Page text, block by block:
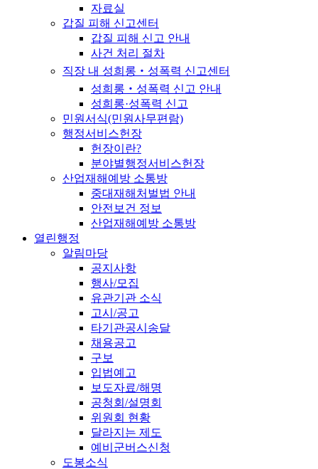
자료실
갑질 피해 신고센터
갑질 피해 신고 안내
사건 처리 절차
직장 내 성희롱‧성폭력 신고센터
성희롱‧성폭력 신고 안내
성희롱·성폭력 신고
민원서식(민원사무편람)
행정서비스헌장
헌장이란?
분야별행정서비스헌장
산업재해예방 소통방
중대재해처벌법 안내
안전보건 정보
산업재해예방 소통방
열린행정
알림마당
공지사항
행사/모집
유관기관 소식
고시/공고
타기관공시송달
채용공고
구보
입법예고
보도자료/해명
공청회/설명회
위원회 현황
달라지는 제도
예비군버스신청
도봉소식